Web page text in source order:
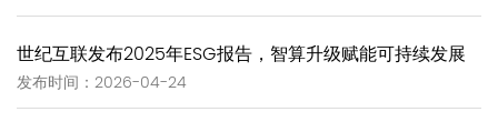
世纪互联发布2025年ESG报告，智算升级赋能可持续发展
发布时间：2026-04-24